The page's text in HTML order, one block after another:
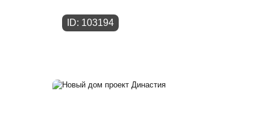
ID: 103194